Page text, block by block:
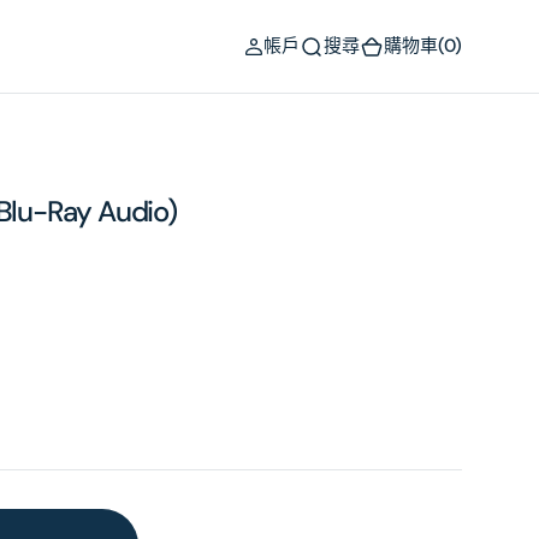
帳戶 搜尋 購物車(0)
Ray Audio)